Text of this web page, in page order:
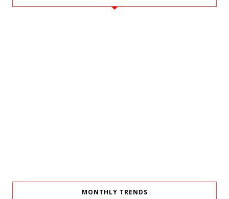
MONTHLY TRENDS